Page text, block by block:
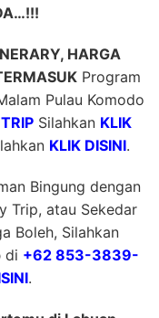
HARGA
Program
Pulau Komodo
Silahkan KLIK
KLIK DISINI.
Bingung dengan
Trip, atau Sekedar
Boleh, Silahkan
di +62 853-3839-
.